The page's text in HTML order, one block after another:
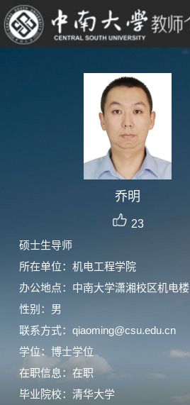
乔明
23
硕士生导师
所在单位：机电工程学院
办公地点：中南大学潇湘校区机电楼
性别：男
联系方式：qiaoming@csu.edu.cn
学位：博士学位
在职信息：在职
毕业院校：清华大学